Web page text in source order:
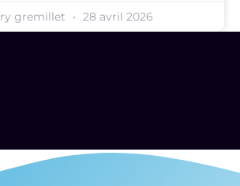
gremillet 28 avril 2026